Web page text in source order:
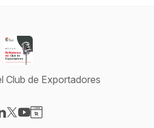
Club de Exportadores